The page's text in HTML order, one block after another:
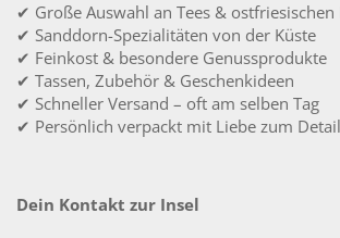
✔ Große Auswahl an Tees & ostfriesischen
✔ Sanddorn-Spezialitäten von der Küste
✔ Feinkost & besondere Genussprodukte
✔ Tassen, Zubehör & Geschenkideen
✔ Schneller Versand – oft am selben Tag
✔ Persönlich verpackt mit Liebe zum Detail
Dein Kontakt zur Insel